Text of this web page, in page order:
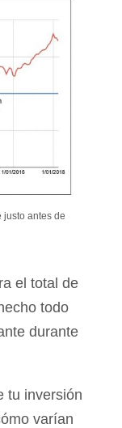
justo antes de
el total de
todo
durante
tu inversión
varían